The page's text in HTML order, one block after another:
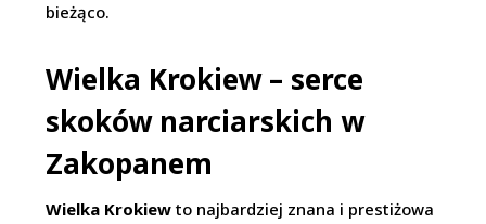
bieżąco.
Wielka Krokiew – serce
skoków narciarskich w
Zakopanem
Wielka Krokiew to najbardziej znana i prestiżowa